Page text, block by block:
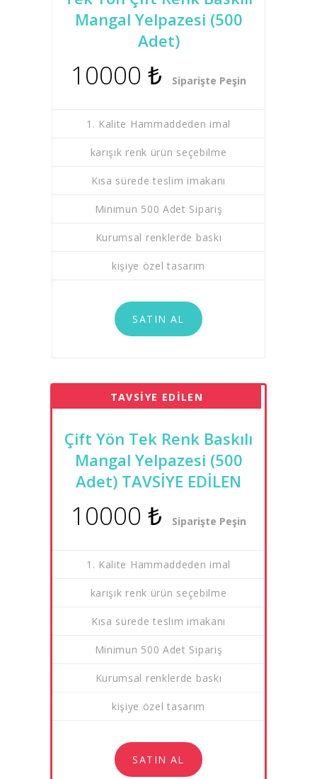
Mangal Yelpazesi (500
Adet)
10000 ₺ Siparişte Peşin
1. Kalite Hammaddeden imal
karışık renk ürün seçebilme
Kısa sürede teslim imakanı
Minimun 500 Adet Sipariş
Kurumsal renklerde baskı
kişiye özel tasarım
SATIN AL
TAVSİYE EDİLEN
Çift Yön Tek Renk Baskılı
Mangal Yelpazesi (500
Adet) TAVSİYE EDİLEN
10000 ₺ Siparişte Peşin
1. Kalite Hammaddeden imal
karışık renk ürün seçebilme
Kısa sürede teslim imakanı
Minimun 500 Adet Sipariş
Kurumsal renklerde baskı
kişiye özel tasarım
SATIN AL